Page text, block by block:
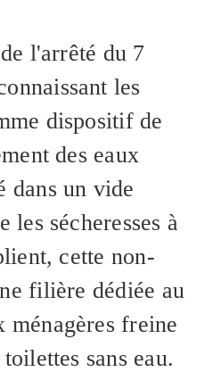
l'arrêté du 7
les
dispositif de
des eaux
dans un vide
sécheresses à
cette non-
filière dédiée au
ménagères freine
sans eau.